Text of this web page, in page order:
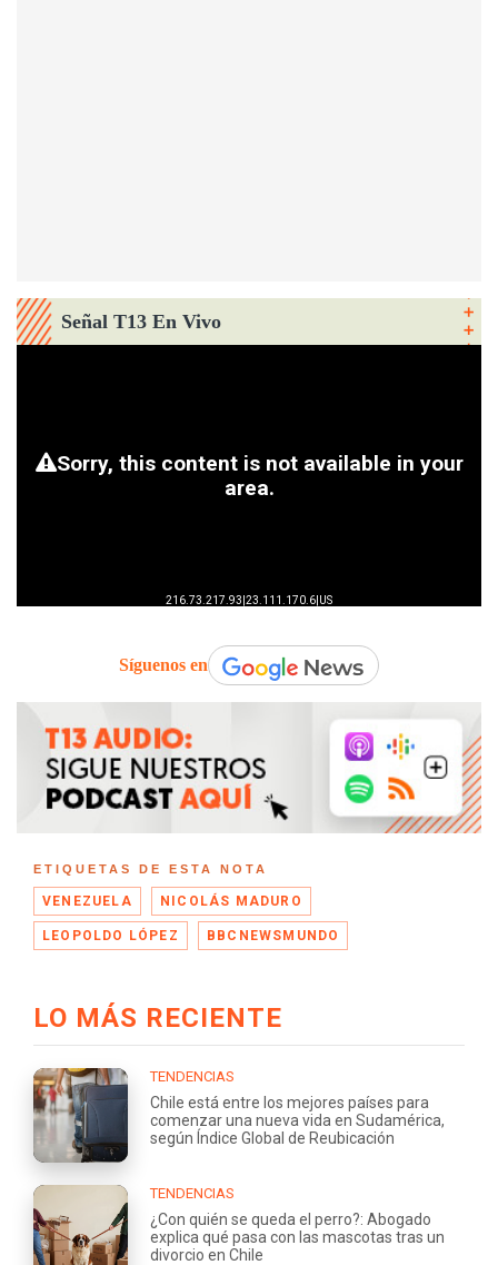
Señal T13 En Vivo
Síguenos en
ETIQUETAS DE ESTA NOTA
VENEZUELA NICOLÁS MADURO
LEOPOLDO LÓPEZ BBCNEWSMUNDO
LO MÁS RECIENTE
TENDENCIAS
Chile está entre los mejores países para
comenzar una nueva vida en Sudamérica,
según Índice Global de Reubicación
TENDENCIAS
¿Con quién se queda el perro?: Abogado
explica qué pasa con las mascotas tras un
divorcio en Chile